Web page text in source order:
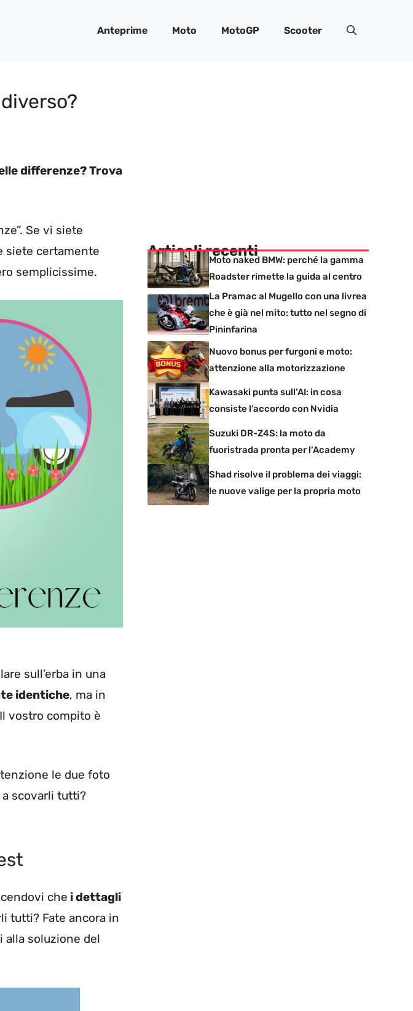
Anteprime Moto MotoGP Scooter
differenze? Trova
Se vi siete
siete certamente
semplicissime.
sull’erba in una
identiche, ma in
vostro compito è
le due foto
scovarli tutti?
che i dettagli
tutti? Fate ancora in
alla soluzione del
Articoli recenti
Moto naked BMW: perché la gamma
Roadster rimette la guida al centro
La Pramac al Mugello con una livrea
che è già nel mito: tutto nel segno di
Pininfarina
Nuovo bonus per furgoni e moto:
attenzione alla motorizzazione
Kawasaki punta sull’AI: in cosa
consiste l’accordo con Nvidia
Suzuki DR-Z4S: la moto da
fuoristrada pronta per l’Academy
Shad risolve il problema dei viaggi:
le nuove valige per la propria moto